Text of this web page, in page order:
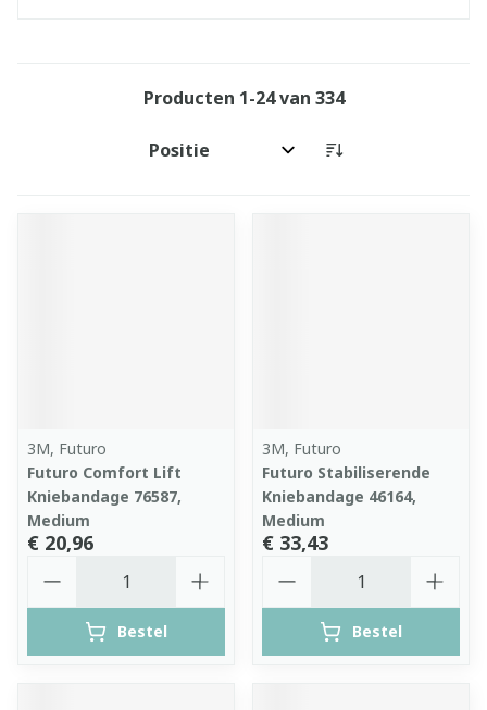
Producten 1-24van 334
Sorteer op:
3M, Futuro
Futuro Comfort Lift
Kniebandage 76587,
Medium
€ 20,96
Bestel
3M, Futuro
Futuro Stabiliserende
Kniebandage 46164,
Medium
€ 33,43
Bestel